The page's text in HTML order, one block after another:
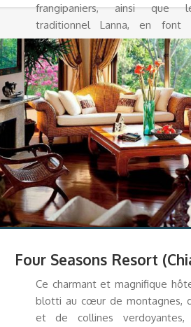
frangipaniers, ainsi que
traditionnel Lanna, en font
unique.
Four Seasons Resort
Ce charmant et magnifique
blotti au cœur de montagnes,
et de collines verdoyantes,